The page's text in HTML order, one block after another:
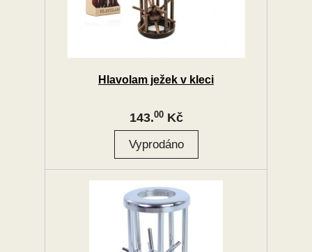
Hlavolam ježek v kleci
143.00Kč